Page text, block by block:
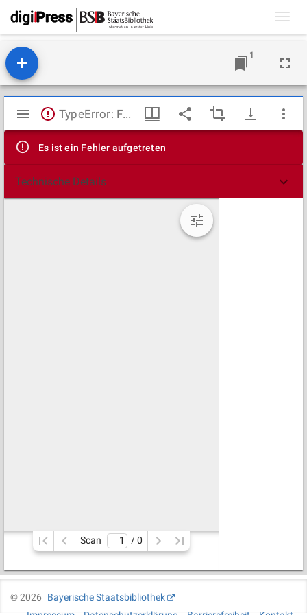
1
Mirador
Viewer
TypeError: Failed to fetch
Es ist ein Fehler aufgetreten
Technische Details
Scan / 0
©2026
Bayerische Staatsbibliothek